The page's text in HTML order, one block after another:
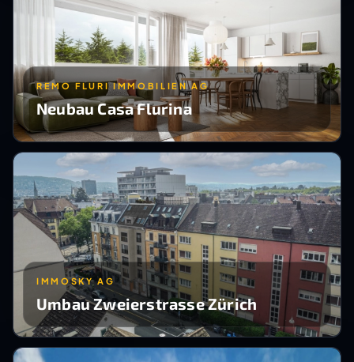
REMO FLURI IMMOBILIEN AG
Neubau Casa Flurina
IMMOSKY AG
Umbau Zweierstrasse Zürich